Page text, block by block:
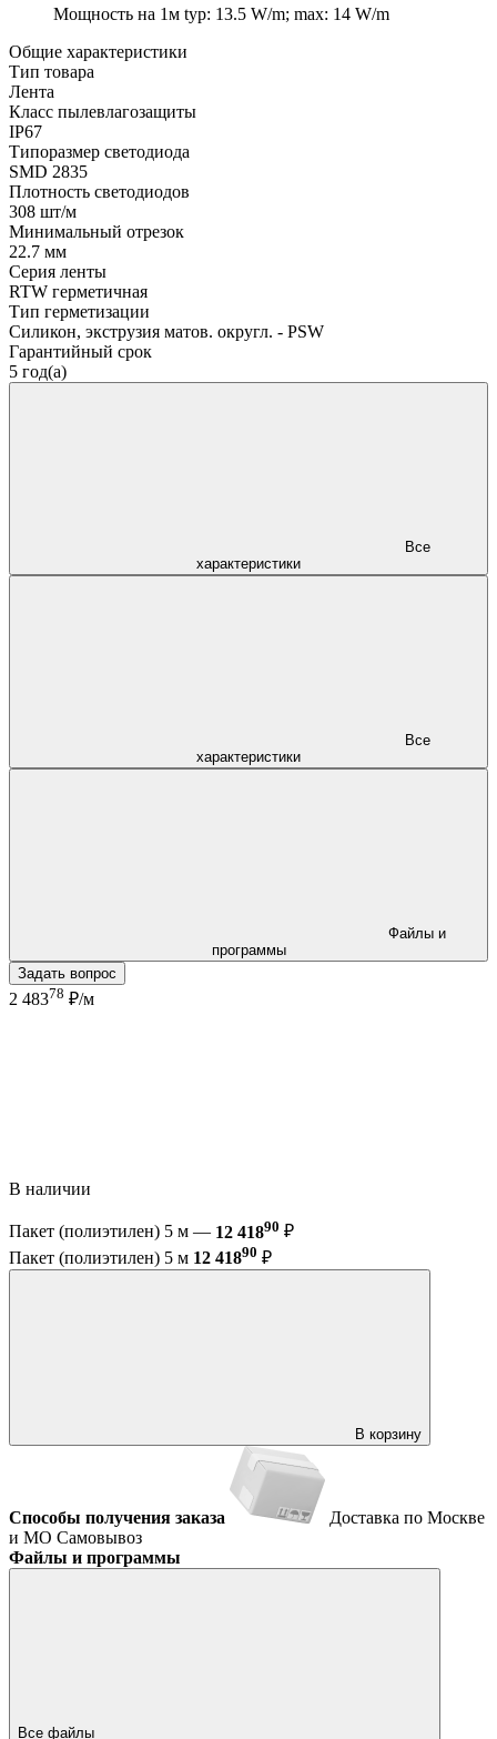
Мощность на 1м typ: 13.5 W/m; max: 14 W/m
Общие характеристики
Тип товара
Лента
Класс пылевлагозащиты
IP67
Типоразмер светодиода
SMD 2835
Плотность светодиодов
308 шт/м
Минимальный отрезок
22.7 мм
Серия ленты
RTW герметичная
Тип герметизации
Силикон, экструзия матов. округл. - PSW
Гарантийный срок
5 год(а)
характеристики
характеристики
программы
Задать вопрос
2 48378 ₽/м
В наличии
Пакет (полиэтилен) 5 м — 12 41890 ₽
Пакет (полиэтилен) 5 м 12 41890 ₽
В корзину
Способы получения заказа
Доставка по Москве
и МО Самовывоз
Файлы и программы
Все файлы